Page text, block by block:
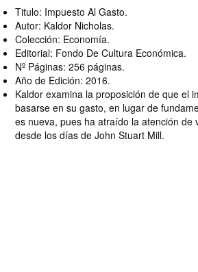
Titulo: Impuesto Al Gasto.
Autor: Kaldor Nicholas.
Colección: Economía.
Editorial: Fondo De Cultura Económica.
Nº Páginas: 256 páginas.
Año de Edición: 2016.
Kaldor examina la proposición de que el
basarse en su gasto, en lugar de
es nueva, pues ha atraído la atención de
desde los días de John Stuart Mill.